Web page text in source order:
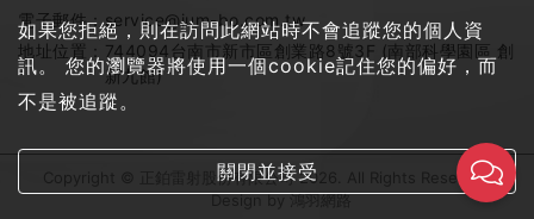
電子郵件：service@jum-bo.com.tw
地址位置： 744094台南市新市區創業路8號3F (南部科學園區 創
新九館)
Copyright © 正鉑雷射股份有限公司 2026. All Rights Reserved
Design by鴻羽網路
如果您拒絕，則在訪問此網站時不會追蹤您的個人資
訊。 您的瀏覽器將使用一個cookie記住您的偏好，而
不是被追蹤。
關閉並接受